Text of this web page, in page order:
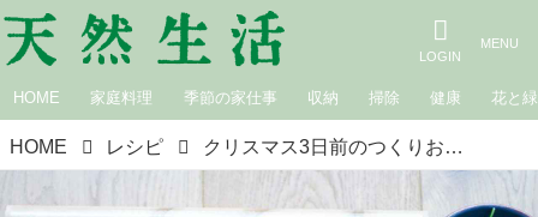
HOME 家庭料理 季節の家仕事 収納 掃除 健康 花と緑
HOME レシピ クリスマス3日前のつくりおき。パーティを盛り上げる「サーモンのグラブラックス」／Yukiのロンドン通信「今日のごはん、何にする？」